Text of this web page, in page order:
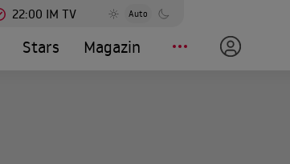
22:00 IM TV Auto
Stars Magazin